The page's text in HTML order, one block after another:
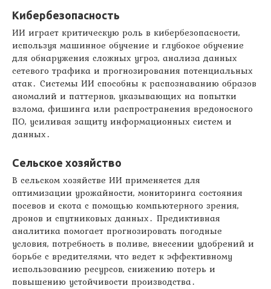
Кибербезопасность
ИИ играет критическую роль в кибербезопасности,
используя машинное обучение и глубокое обучение
для обнаружения сложных угроз, анализа данных
сетевого трафика и прогнозирования потенциальных
атак․ Системы ИИ способны к распознаванию образов
аномалий и паттернов, указывающих на попытки
взлома, фишинга или распространения вредоносного
ПО, усиливая защиту информационных систем и
данных․
Сельское хозяйство
В сельском хозяйстве ИИ применяется для
оптимизации урожайности, мониторинга состояния
посевов и скота с помощью компьютерного зрения,
дронов и спутниковых данных․ Предиктивная
аналитика помогает прогнозировать погодные
условия, потребность в поливе, внесении удобрений и
борьбе с вредителями, что ведет к эффективному
использованию ресурсов, снижению потерь и
повышению устойчивости производства․